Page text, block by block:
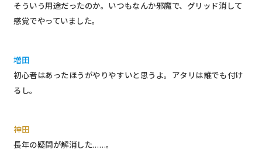
そういう用途だったのか。いつもなんか邪魔で、グリッド消して
感覚でやっていました。
増田
初心者はあったほうがやりやすいと思うよ。アタリは誰でも付け
るし。
神田
長年の疑問が解消した……。